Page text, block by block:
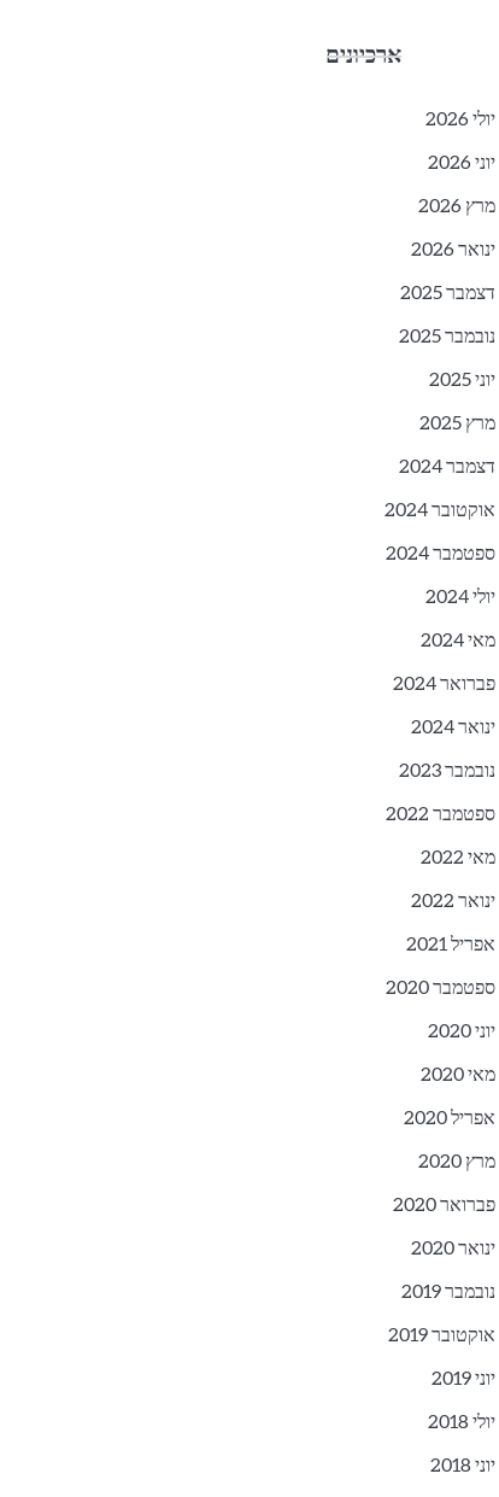
ארכיונים
יולי 2026
יוני 2026
מרץ 2026
ינואר 2026
דצמבר 2025
נובמבר 2025
יוני 2025
מרץ 2025
דצמבר 2024
אוקטובר 2024
ספטמבר 2024
יולי 2024
מאי 2024
פברואר 2024
ינואר 2024
נובמבר 2023
ספטמבר 2022
מאי 2022
ינואר 2022
אפריל 2021
ספטמבר 2020
יוני 2020
מאי 2020
אפריל 2020
מרץ 2020
פברואר 2020
ינואר 2020
נובמבר 2019
אוקטובר 2019
יוני 2019
יולי 2018
יוני 2018